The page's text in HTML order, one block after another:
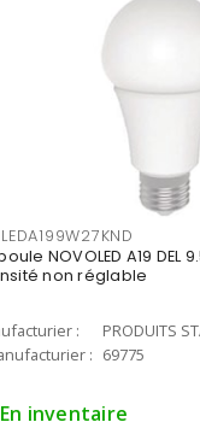
NOVOLED A19 DEL
non réglable
:
PRODUITS
: 69775
En inventaire